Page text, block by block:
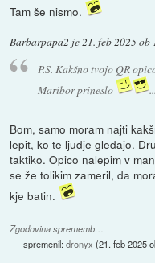
Tam še nismo.
Barbarpapa2 je21. feb 2025 ob
P.S. Kakšno tvojo QR
Maribor prineslo
...
Bom, samo moram najti
lepit, ko te ljudje gledajo.
taktiko. Opico nalepim v
se že tolikim zameril, da
kje batin.
Zgodovina sprememb…
spremenil:dronyx (21. feb 2025